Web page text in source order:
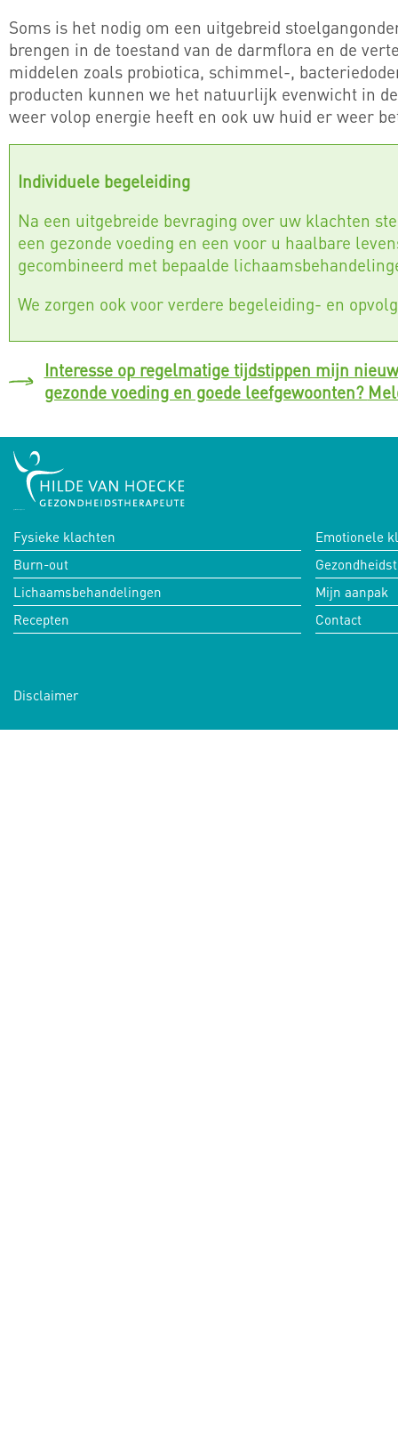
Soms is het nodig om een uitgebreid
brengen in de toestand van de darmflora en de
middelen zoals probiotica, schimmel-,
producten kunnen we het natuurlijk evenwicht in
weer volop energie heeft en ook uw huid er weer
Individuele begeleiding
Na een uitgebreide bevraging over uw klachten
een gezonde voeding en een voor u haalbare
gecombineerd met bepaalde
We zorgen ook voor verdere begeleiding- en
Interesse op regelmatige tijdstippen mijn
gezonde voeding en goede leefgewoonten?
Fysieke klachten
Burn-out
Lichaamsbehandelingen
Recepten
Emotionele
Mijn aanpak
Contact
Disclaimer